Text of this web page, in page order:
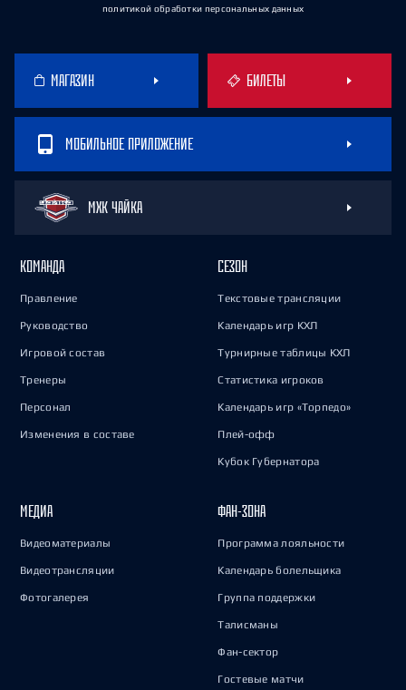
политикой обработки персональных данных
МАГАЗИН БИЛЕТЫ
МОБИЛЬНОЕ ПРИЛОЖЕНИЕ
МХК ЧАЙКА
КОМАНДА
Правление
Руководство
Игровой состав
Тренеры
Персонал
Изменения в составе
СЕЗОН
Текстовые трансляции
Календарь игр КХЛ
Турнирные таблицы КХЛ
Статистика игроков
Календарь игр «Торпедо»
Плей-офф
Кубок Губернатора
МЕДИА
Видеоматериалы
Видеотрансляции
Фотогалерея
ФАН-ЗОНА
Программа лояльности
Календарь болельщика
Группа поддержки
Талисманы
Фан-сектор
Гостевые матчи